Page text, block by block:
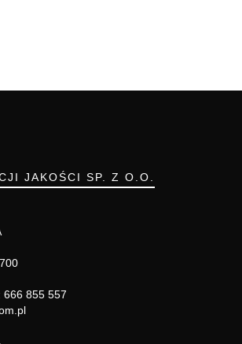
JAKOŚCI SP. Z O.O.
666 855 557